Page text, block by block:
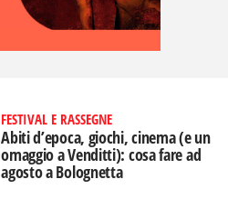
FESTIVAL E RASSEGNE
Abiti d’epoca, giochi, cinema (e un
omaggio a Venditti): cosa fare ad
agosto a Bolognetta